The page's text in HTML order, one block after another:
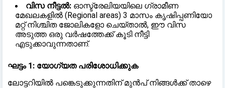
വിസ നീട്ടൽ: ഓസ്ട്രേലിയയിലെ ഗ്രാമീണ
മേഖലകളിൽ (Regional areas) 3 മാസം കൃഷിപ്പണിയോ
മറ്റ് നിശ്ചിത ജോലികളോ ചെയ്താൽ, ഈ വിസ
അടുത്ത ഒരു വർഷത്തേക്ക് കൂടി നീട്ടി
എടുക്കാവുന്നതാണ്.
ഘട്ടം 1: യോഗ്യത പരിശോധിക്കുക
ലോട്ടറിയിൽ പങ്കെടുക്കുന്നതിന് മുൻപ് നിങ്ങൾക്ക് താഴെ